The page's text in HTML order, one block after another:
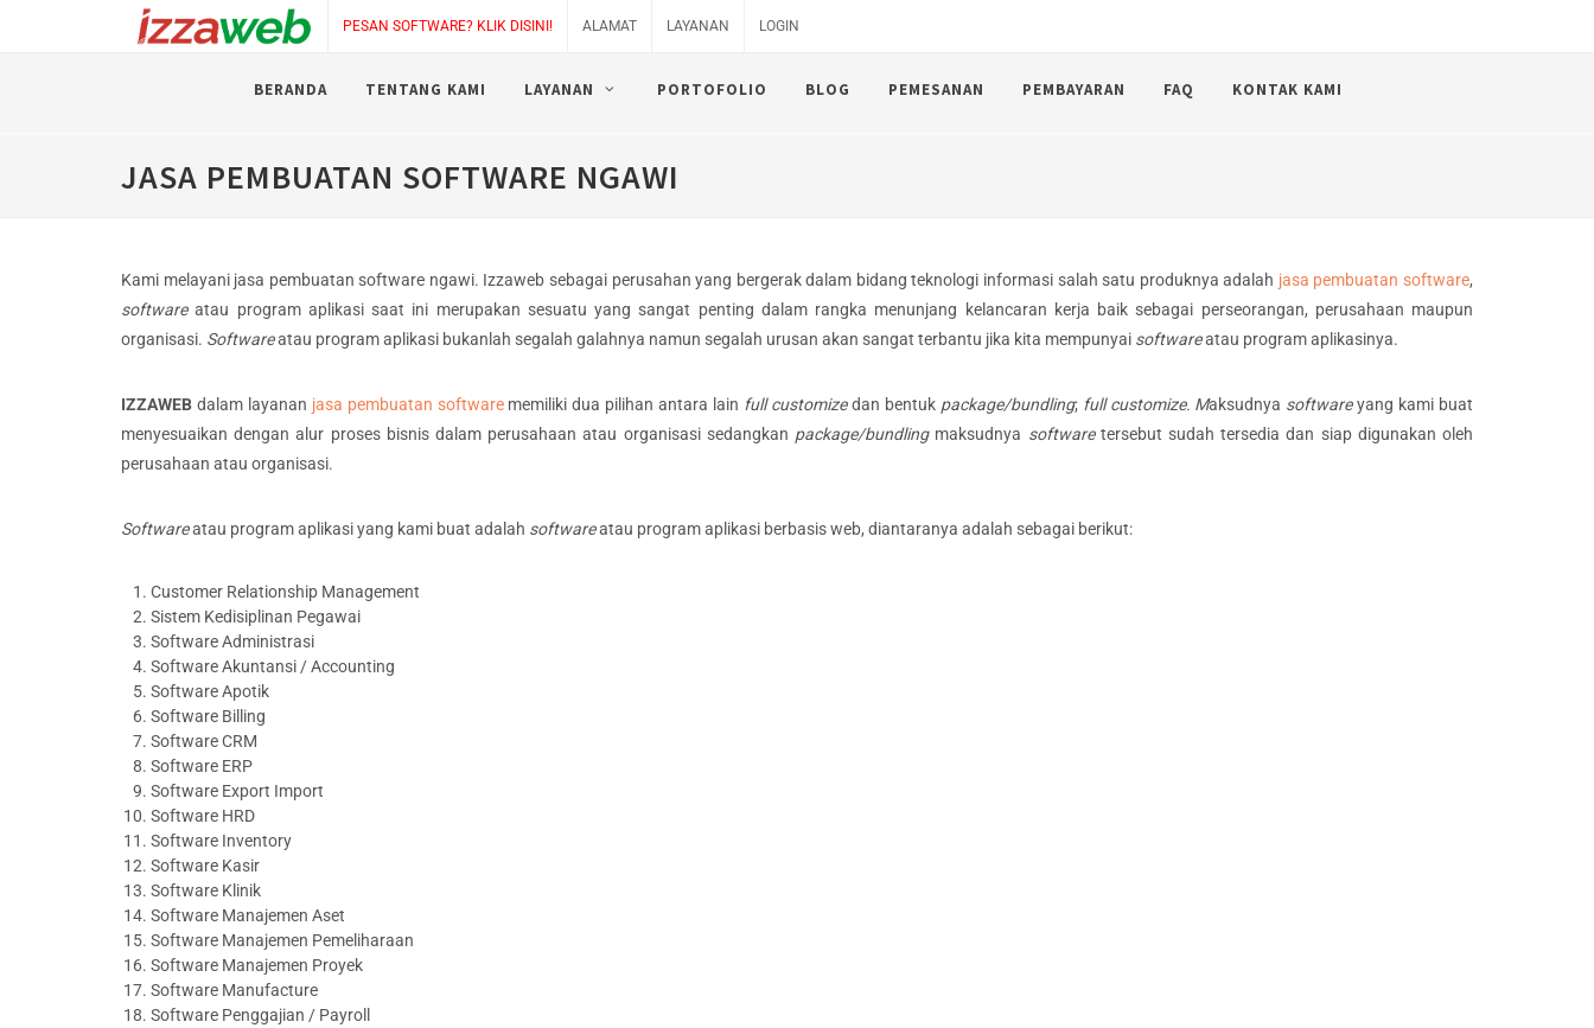
PESAN SOFTWARE? KLIK DISINI! ALAMAT LAYANAN LOGIN
BERANDA TENTANG KAMI LAYANAN PORTOFOLIO BLOG PEMESANAN PEMBAYARAN FAQ KONTAK KAMI
JASA PEMBUATAN SOFTWARE NGAWI
Kami melayani jasa pembuatan software ngawi. Izzaweb sebagai perusahan yang bergerak dalam bidang teknologi informasi salah satu produknya adalah jasa pembuatan software,
softwareatau program aplikasi saat ini merupakan sesuatu yang sangat penting dalam rangka menunjang kelancaran kerja baik sebagai perseorangan, perusahaan maupun
organisasi. Softwareatau program aplikasi bukanlah segalah galahnya namun segalah urusan akan sangat terbantu jika kita mempunyai softwareatau program aplikasinya.
IZZAWEB dalam layanan jasa pembuatan softwarememiliki dua pilihan antara lain full customizedan bentuk package/bundling; full customize. Maksudnya softwareyang kami buat
menyesuaikan dengan alur proses bisnis dalam perusahaan atau organisasi sedangkan package/bundling maksudnya softwaretersebut sudah tersedia dan siap digunakan oleh
perusahaan atau organisasi.
Softwareatau program aplikasi yang kami buat adalah softwareatau program aplikasi berbasis web, diantaranya adalah sebagai berikut:
Customer Relationship Management
Sistem Kedisiplinan Pegawai
Software Administrasi
Software Akuntansi / Accounting
Software Apotik
Software Billing
Software CRM
Software ERP
Software Export Import
Software HRD
Software Inventory
Software Kasir
Software Klinik
Software Manajemen Aset
Software Manajemen Pemeliharaan
Software Manajemen Proyek
Software Manufacture
Software Penggajian / Payroll